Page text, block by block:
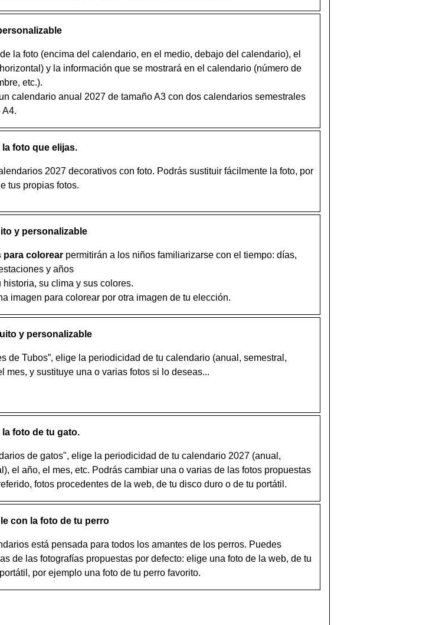
la foto (encima del calendario, en el medio, debajo del calendario), el
y la información que se mostrará en el calendario (número de
etc.).
calendario anual 2027 de tamaño A3 con dos calendarios semestrales
A4.
foto que elijas.
2027 decorativos con foto. Podrás sustituir fácilmente la foto, por
tus propias fotos.
y personalizable
para colorear permitirán a los niños familiarizarse con el tiempo: días,
y años
su clima y sus colores.
imagen para colorear por otra imagen de tu elección.
y personalizable
de Tubos”, elige la periodicidad de tu calendario (anual, semestral,
mes, y sustituye una o varias fotos si lo deseas...
foto de tu gato.
de gatos", elige la periodicidad de tu calendario 2027 (anual,
el año, el mes, etc. Podrás cambiar una o varias de las fotos propuestas
fotos procedentes de la web, de tu disco duro o de tu portátil.
con la foto de tu perro
está pensada para todos los amantes de los perros. Puedes
de las fotografías propuestas por defecto: elige una foto de la web, de tu
por ejemplo una foto de tu perro favorito.